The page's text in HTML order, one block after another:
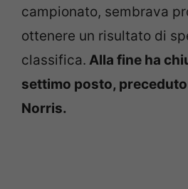
campionato, sembrava
ottenere un risultato di
classifica. Alla fine ha
settimo posto,
Norris.